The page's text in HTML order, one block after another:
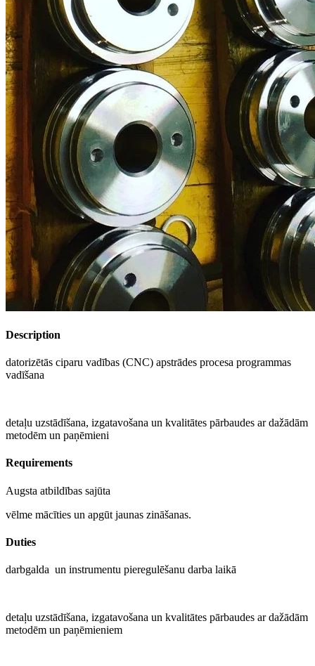
Description
datorizētās ciparu vadības (CNC) apstrādes procesa programmas
vadīšana
detaļu uzstādīšana, izgatavošana un kvalitātes pārbaudes ar dažādām
metodēm un paņēmieni
Requirements
Augsta atbildības sajūta
vēlme mācīties un apgūt jaunas zināšanas.
Duties
darbgalda un instrumentu pieregulēšanu darba laikā
detaļu uzstādīšana, izgatavošana un kvalitātes pārbaudes ar dažādām
metodēm un paņēmieniem